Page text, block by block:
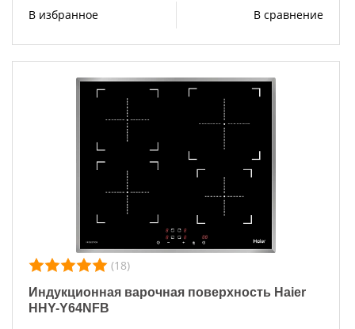
В избранное В сравнение
(18)
Индукционная варочная поверхность Haier
HHY-Y64NFB